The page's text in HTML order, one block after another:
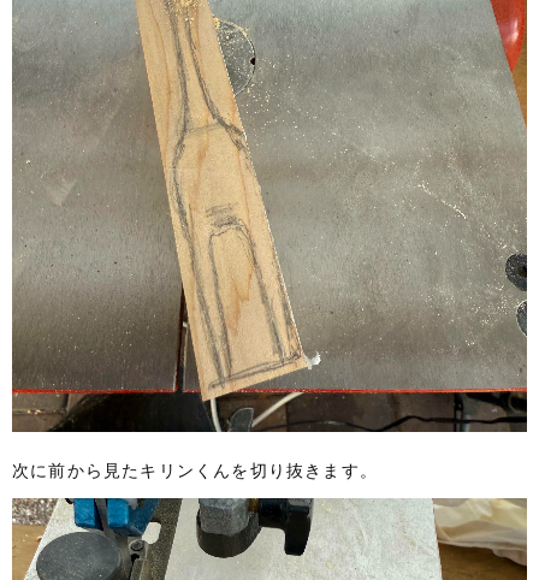
次に前から見たキリンくんを切り抜きます。